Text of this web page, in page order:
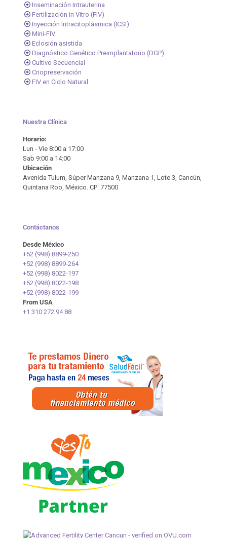
Inseminación Intrauterina
Fertilización in Vitro (FIV)
Inyección Intracitoplásmica (ICSI)
Mini-FIV
Eclosión asistida
Diagnóstico Genético Preimplantatorio (DGP)
Cultivo Secuencial
Criopreservación
FIV en Ciclo Natural
Nuestra Clínica
Horario:
Lun - Vie 8:00 a 17:00
Sab 9:00 a 14:00
Ubicación
Avenida Tulum, Súper Manzana 9, Manzana 1, Lote 3, Cancún,
Quintana Roo, México. CP: 77500
Contáctanos
Desde México
+52 (998) 8899-250
+52 (998) 8899-264
+52 (998) 8022-197
+52 (998) 8022-198
+52 (998) 8022-199
From USA
+1 310 272 94 88